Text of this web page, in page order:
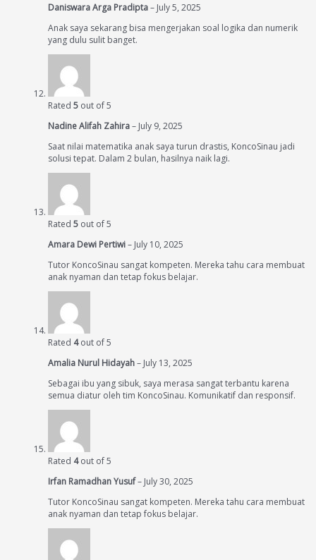
Daniswara Arga Pradipta– July 5, 2025
Anak saya sekarang bisa mengerjakan soal logika dan numerik
yang dulu sulit banget.
Rated 5 out of 5
Nadine Alifah Zahira– July 9, 2025
Saat nilai matematika anak saya turun drastis, KoncoSinau jadi
solusi tepat. Dalam 2 bulan, hasilnya naik lagi.
Rated 5 out of 5
Amara Dewi Pertiwi– July 10, 2025
Tutor KoncoSinau sangat kompeten. Mereka tahu cara membuat
anak nyaman dan tetap fokus belajar.
Rated 4out of 5
Amalia Nurul Hidayah– July 13, 2025
Sebagai ibu yang sibuk, saya merasa sangat terbantu karena
semua diatur oleh tim KoncoSinau. Komunikatif dan responsif.
Rated 4out of 5
Irfan Ramadhan Yusuf– July 30, 2025
Tutor KoncoSinau sangat kompeten. Mereka tahu cara membuat
anak nyaman dan tetap fokus belajar.